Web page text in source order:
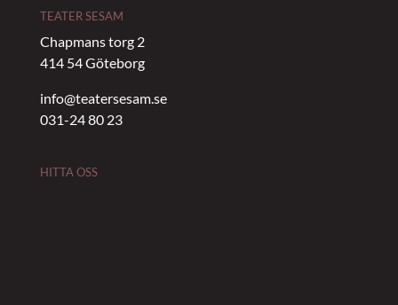
TEATER SESAM
Chapmans torg 2
414 54 Göteborg
info@teatersesam.se
031-24 80 23
HITTA OSS